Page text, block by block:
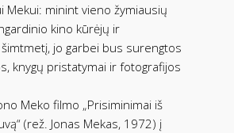
Mekui: minint vieno žymiausių
kino kūrėjų ir
jo garbei bus surengtos
knygų pristatymai ir fotografijos
Meko filmo „Prisiminimai iš
(rež. Jonas Mekas, 1972) į